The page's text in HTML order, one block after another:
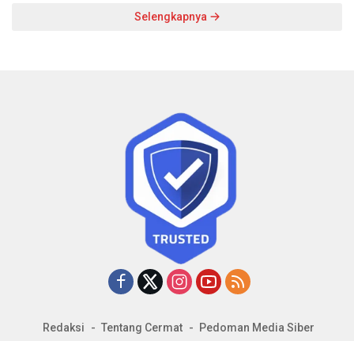
Selengkapnya
Redaksi Tentang Cermat Pedoman Media Siber